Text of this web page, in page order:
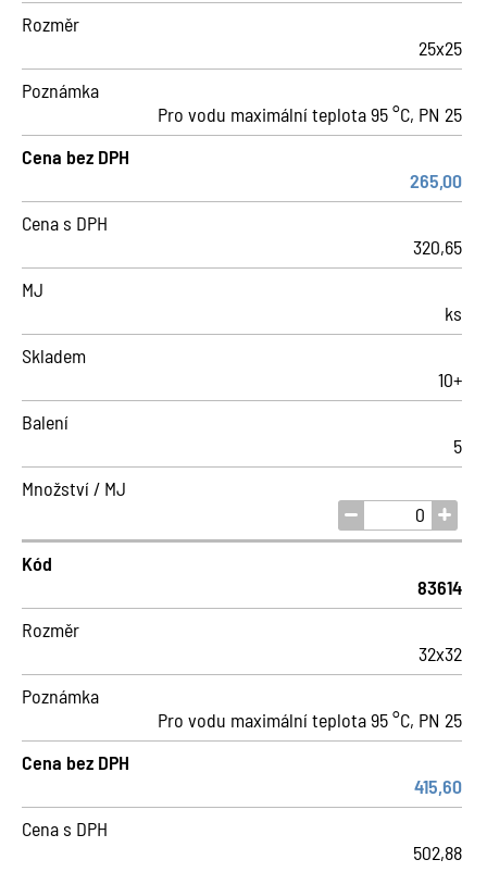
Rozměr
25x25
Poznámka
Pro vodu maximální teplota 95 °C, PN 25
Cena bez DPH
265,00
Cena s DPH
320,65
MJ
ks
Skladem
10+
Balení
5
Množství / MJ
Kód
83614
Rozměr
32x32
Poznámka
Pro vodu maximální teplota 95 °C, PN 25
Cena bez DPH
415,60
Cena s DPH
502,88